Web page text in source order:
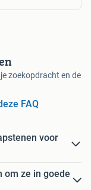
zoekopdracht en de
FAQ
voor
om ze in goede